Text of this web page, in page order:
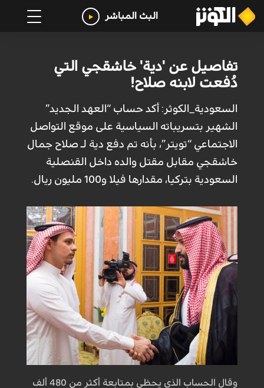
البث المباشر
تفاصيل عن 'دية' خاشقجي التي
دُفعت لابنه صلاح!
السعودية_الكوثر: أكد حساب “العهد الجديد”
الشهير بتسريباته السياسية على موقع التواصل
الاجتماعي “تويتر”، بأنه تم دفع دية لـ صلاح جمال
خاشقجي مقابل مقتل والده داخل القنصلية
السعودية بتركيا، مقدارها فيلا و100 مليون ريال.
وقال الحساب الذي يحظى بمتابعة أكثر من 480 ألف